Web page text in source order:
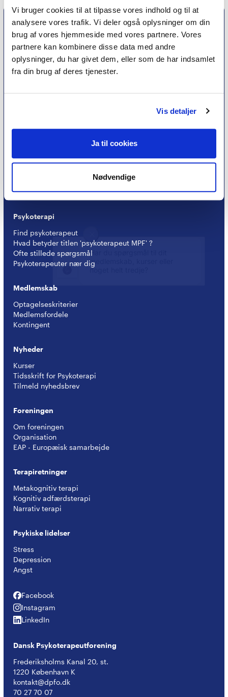
Vi bruger cookies til at tilpasse vores indhold og til at
analysere vores trafik. Vi deler også oplysninger om din
brug af vores hjemmeside med vores partnere. Vores
partnere kan kombinere disse data med andre
oplysninger, du har givet dem, eller som de har indsamlet
fra din brug af deres tjenester.
Vis detaljer
Ja til cookies
Nødvendige
leve op til en række kriterier om uddannelse og
erfaring for at få lov til at kalde sigpsykoterapeut
Psykoterapi
Find psykoterapeut
Hvad betyder titlen 'psykoterapeut MPF' ?
Ofte stillede spørgsmål
Psykoterapeuter nær dig
Medlemskab
Optagelseskriterier
Medlemsfordele
Kontingent
Nyheder
Kurser
Tidsskrift for Psykoterapi
Tilmeld nyhedsbrev
Foreningen
Om foreningen
Organisation
EAP - Europæisk samarbejde
Terapiretninger
Metakognitiv terapi
Kognitiv adfærdsterapi
Narrativ terapi
Psykiske lidelser
Stress
Depression
Angst
Facebook
Facebook
Instagram
Instagram
LinkedIn
LinkedIn
Dansk Psykoterapeutforening
Frederiksholms Kanal 20, st.
1220 København K
kontakt@dpfo.dk
70 27 70 07